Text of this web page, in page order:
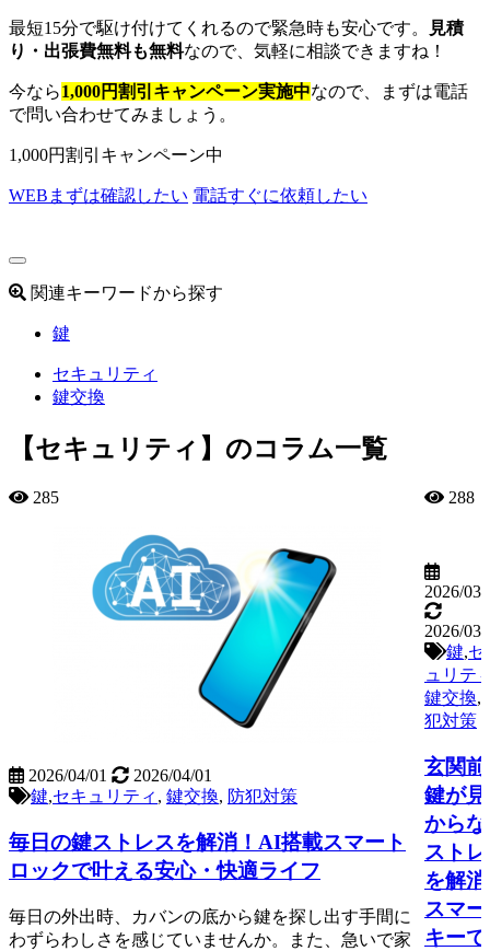
最短15分で駆け付けてくれるので緊急時も安心です。
見積
り・出張費無料も無料なので、気軽に相談できますね！
今なら1,000円割引キャンペーン実施中なので、まずは電話
で問い合わせてみましょう。
1,000円割引キャンペーン中
WEB まずは確認したい 電話すぐに依頼したい
関連キーワードから探す
鍵
セキュリティ
鍵交換
【セキュリティ】のコラム一覧
285
2026/04/01
2026/04/01
鍵,セキュリティ , 鍵交換, 防犯対策
毎日の鍵ストレスを解消！AI搭載スマート
ロックで叶える安心・快適ライフ
毎日の外出時、カバンの底から鍵を探し出す手間に
わずらわしさを感じていませんか。また、急いで家
288
2026/03/
2026/03/
鍵,セ
ュリテ
鍵交換,
犯対策
玄関
鍵が
から
スト
を解
スマ
キー